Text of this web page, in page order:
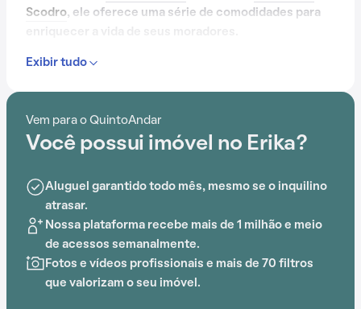
Scodro, ele oferece uma série de comodidades para
churrasqueira, o Condomínio Erika proporciona um
A localização estratégica próximo a Escola do Amanhã
Exibir tudo
Vem para o QuintoAndar
Você possui imóvel no Erika?
Aluguel garantido todo mês, mesmo se o inquilino
atrasar.
Nossa plataforma recebe mais de 1 milhão e meio
de acessos semanalmente.
Fotos e vídeos profissionais e mais de 70 filtros
que valorizam o seu imóvel.